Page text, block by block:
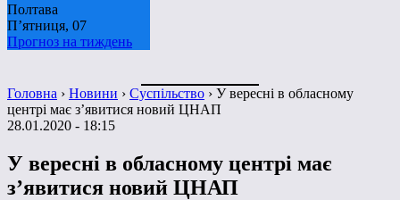
Полтава
П’ятниця, 07
Прогноз на тиждень
Головна › Новини › Суспільство › У вересні в обласному
центрі має з’явитися новий ЦНАП
28.01.2020 - 18:15
У вересні в обласному центрі має
з’явитися новий ЦНАП